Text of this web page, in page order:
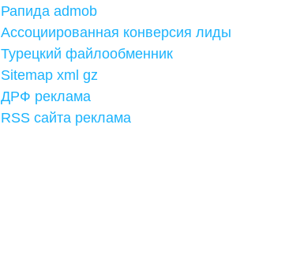
Рапида admob
Ассоциированная конверсия лиды
Турецкий файлообменник
Sitemap xml gz
ДРФ реклама
RSS сайта реклама